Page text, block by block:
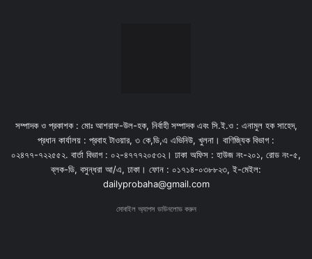
সম্পাদক ও প্রকাশক : মোঃ আশরাফ-উল-হক, নির্বাহী সম্পাদক এবং সি.ই.ও : এনামুল হক সাহেদ,
প্রধান কার্যালয় : প্রবাহ টাওয়ার, ৩ কে,ডি,এ এভিনিউ, খুলনা। বাণিজ্যিক বিভাগ :
০২৪৭৭-৭২২৫৫২. বার্তা বিভাগ : ০২-৪৭৭৭২০৫৩২। ঢাকা অফিস : হাউজ নং-২০১, রোড নং-৫,
ব্লক-ডি, বসুন্ধরা আ/এ, ঢাকা। ফোন : ০১৭১৪-০৩৮৮২৩, ই-মেইল:
dailyprobaha@gmail.com
মোবাইল অ্যাপস ডাউনলোড করুন